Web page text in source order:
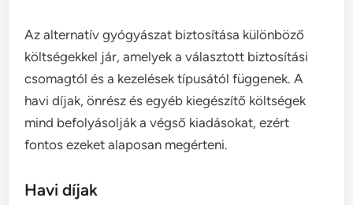
Az alternatív gyógyászat biztosítása különböző
költségekkel jár, amelyek a választott biztosítási
csomagtól és a kezelések típusától függenek. A
havi díjak, önrész és egyéb kiegészítő költségek
mind befolyásolják a végső kiadásokat, ezért
fontos ezeket alaposan megérteni.
Havi díjak